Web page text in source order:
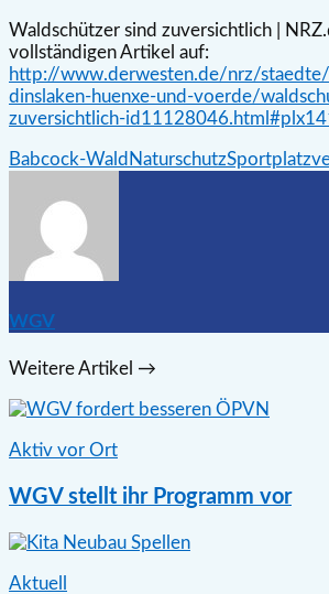
Waldschützer sind zuversichtlich |
vollständigen Artikel auf:
http://www.derwesten.de/nrz/staedte/
dinslaken-huenxe-und-voerde/
zuversichtlich-
Babcock-Wald Naturschutz
WGV
Weitere Artikel →
Aktiv vor Ort
WGV stellt ihr Programm vor
Aktuell